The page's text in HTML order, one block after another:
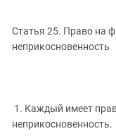
Статья 25. Право на
неприкосновенность
1. Каждый имеет
неприкосновенность.